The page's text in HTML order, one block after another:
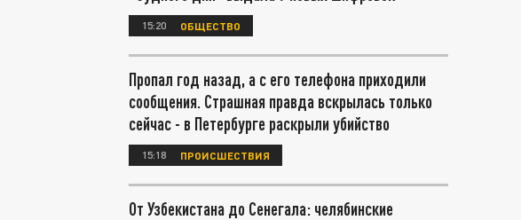
15:20 ОБЩЕСТВО
Пропал год назад, а с его телефона приходили
сообщения. Страшная правда вскрылась только
сейчас - в Петербурге раскрыли убийство
15:18 ПРОИСШЕСТВИЯ
От Узбекистана до Сенегала: челябинские